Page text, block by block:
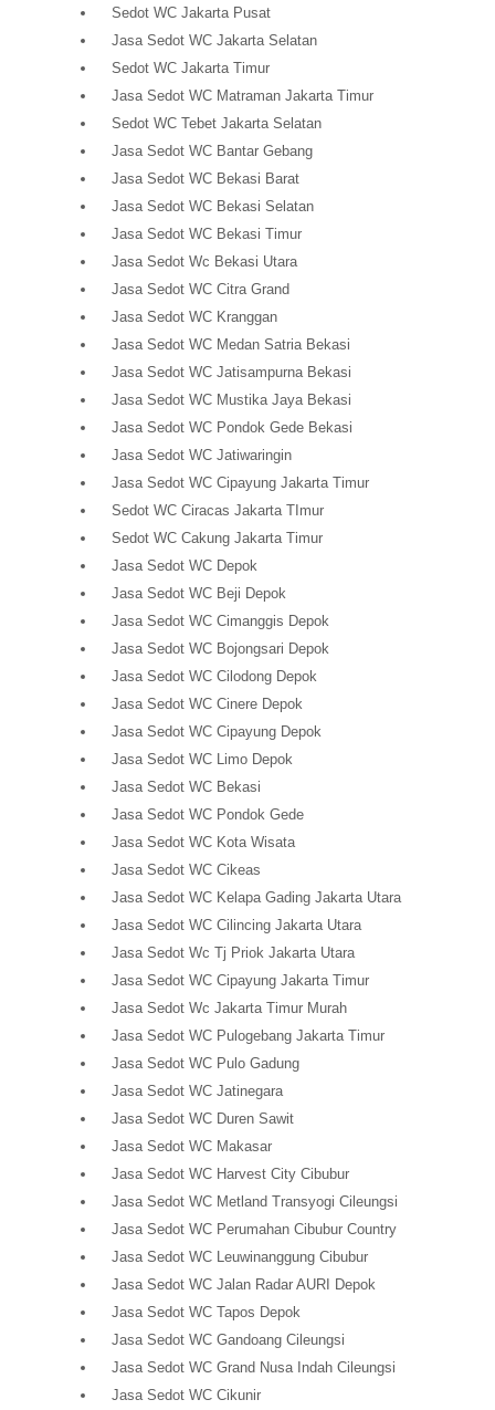
Sedot WC Jakarta Pusat
Jasa Sedot WC Jakarta Selatan
Sedot WC Jakarta Timur
Jasa Sedot WC Matraman Jakarta Timur
Sedot WC Tebet Jakarta Selatan
Jasa Sedot WC Bantar Gebang
Jasa Sedot WC Bekasi Barat
Jasa Sedot WC Bekasi Selatan
Jasa Sedot WC Bekasi Timur
Jasa Sedot Wc Bekasi Utara
Jasa Sedot WC Citra Grand
Jasa Sedot WC Kranggan
Jasa Sedot WC Medan Satria Bekasi
Jasa Sedot WC Jatisampurna Bekasi
Jasa Sedot WC Mustika Jaya Bekasi
Jasa Sedot WC Pondok Gede Bekasi
Jasa Sedot WC Jatiwaringin
Jasa Sedot WC Cipayung Jakarta Timur
Sedot WC Ciracas Jakarta TImur
Sedot WC Cakung Jakarta Timur
Jasa Sedot WC Depok
Jasa Sedot WC Beji Depok
Jasa Sedot WC Cimanggis Depok
Jasa Sedot WC Bojongsari Depok
Jasa Sedot WC Cilodong Depok
Jasa Sedot WC Cinere Depok
Jasa Sedot WC Cipayung Depok
Jasa Sedot WC Limo Depok
Jasa Sedot WC Bekasi
Jasa Sedot WC Pondok Gede
Jasa Sedot WC Kota Wisata
Jasa Sedot WC Cikeas
Jasa Sedot WC Kelapa Gading Jakarta Utara
Jasa Sedot WC Cilincing Jakarta Utara
Jasa Sedot Wc Tj Priok Jakarta Utara
Jasa Sedot WC Cipayung Jakarta Timur
Jasa Sedot Wc Jakarta Timur Murah
Jasa Sedot WC Pulogebang Jakarta Timur
Jasa Sedot WC Pulo Gadung
Jasa Sedot WC Jatinegara
Jasa Sedot WC Duren Sawit
Jasa Sedot WC Makasar
Jasa Sedot WC Harvest City Cibubur
Jasa Sedot WC Metland Transyogi Cileungsi
Jasa Sedot WC Perumahan Cibubur Country
Jasa Sedot WC Leuwinanggung Cibubur
Jasa Sedot WC Jalan Radar AURI Depok
Jasa Sedot WC Tapos Depok
Jasa Sedot WC Gandoang Cileungsi
Jasa Sedot WC Grand Nusa Indah Cileungsi
Jasa Sedot WC Cikunir